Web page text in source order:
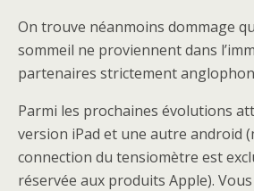
On trouve néanmoins dommage
sommeil ne proviennent dans
partenaires strictement
Parmi les prochaines évolutions
version iPad et une autre android
connection du tensiomètre est
réservée aux produits Apple).